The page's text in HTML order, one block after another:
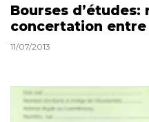
Bourses d’études:
concertation entre
11/07/2013